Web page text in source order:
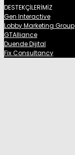
DESTEKÇİLERİMİZ
Gen Interactive
Lobby Marketing Group
GTAlliance
Duende Dijital
Fix Consultancy